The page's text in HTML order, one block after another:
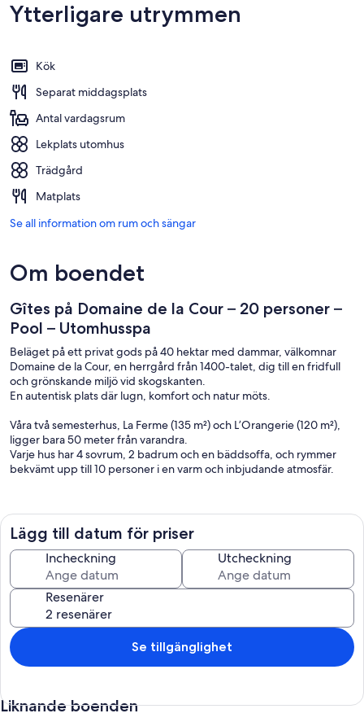
Ytterligare utrymmen
Kök
Separat middagsplats
Antal vardagsrum
Lekplats utomhus
Trädgård
Matplats
Se all information om rum och sängar
Om boendet
Gîtes på Domaine de la Cour – 20 personer –
Pool – Utomhusspa
Beläget på ett privat gods på 40 hektar med dammar, välkomnar
Domaine de la Cour, en herrgård från 1400-talet, dig till en fridfull
och grönskande miljö vid skogskanten.
En autentisk plats där lugn, komfort och natur möts.
Våra två semesterhus, La Ferme (135 m²) och L’Orangerie (120 m²),
ligger bara 50 meter från varandra.
Varje hus har 4 sovrum, 2 badrum och en bäddsoffa, och rymmer
bekvämt upp till 10 personer i en varm och inbjudande atmosfär.
avkopplande stunder i solen.
Varje hus har även ett vedeldat utomhusspa (för 5–7 personer, upp
till 39 °C).
Tillägg: 85 € per användning/tillfälle.
Naturälskare kommer att uppskatta de privata skogsstigarna och
löparbanorna (3,5 km och 7 km) som slingrar sig genom godset,
samt de två privata dammarna, perfekta för fiske eller en stunds
stillhet vid vattnet.
Lägg till datum för priser
Incheckning Utcheckning
Resenärer
Se tillgänglighet
Liknande boenden